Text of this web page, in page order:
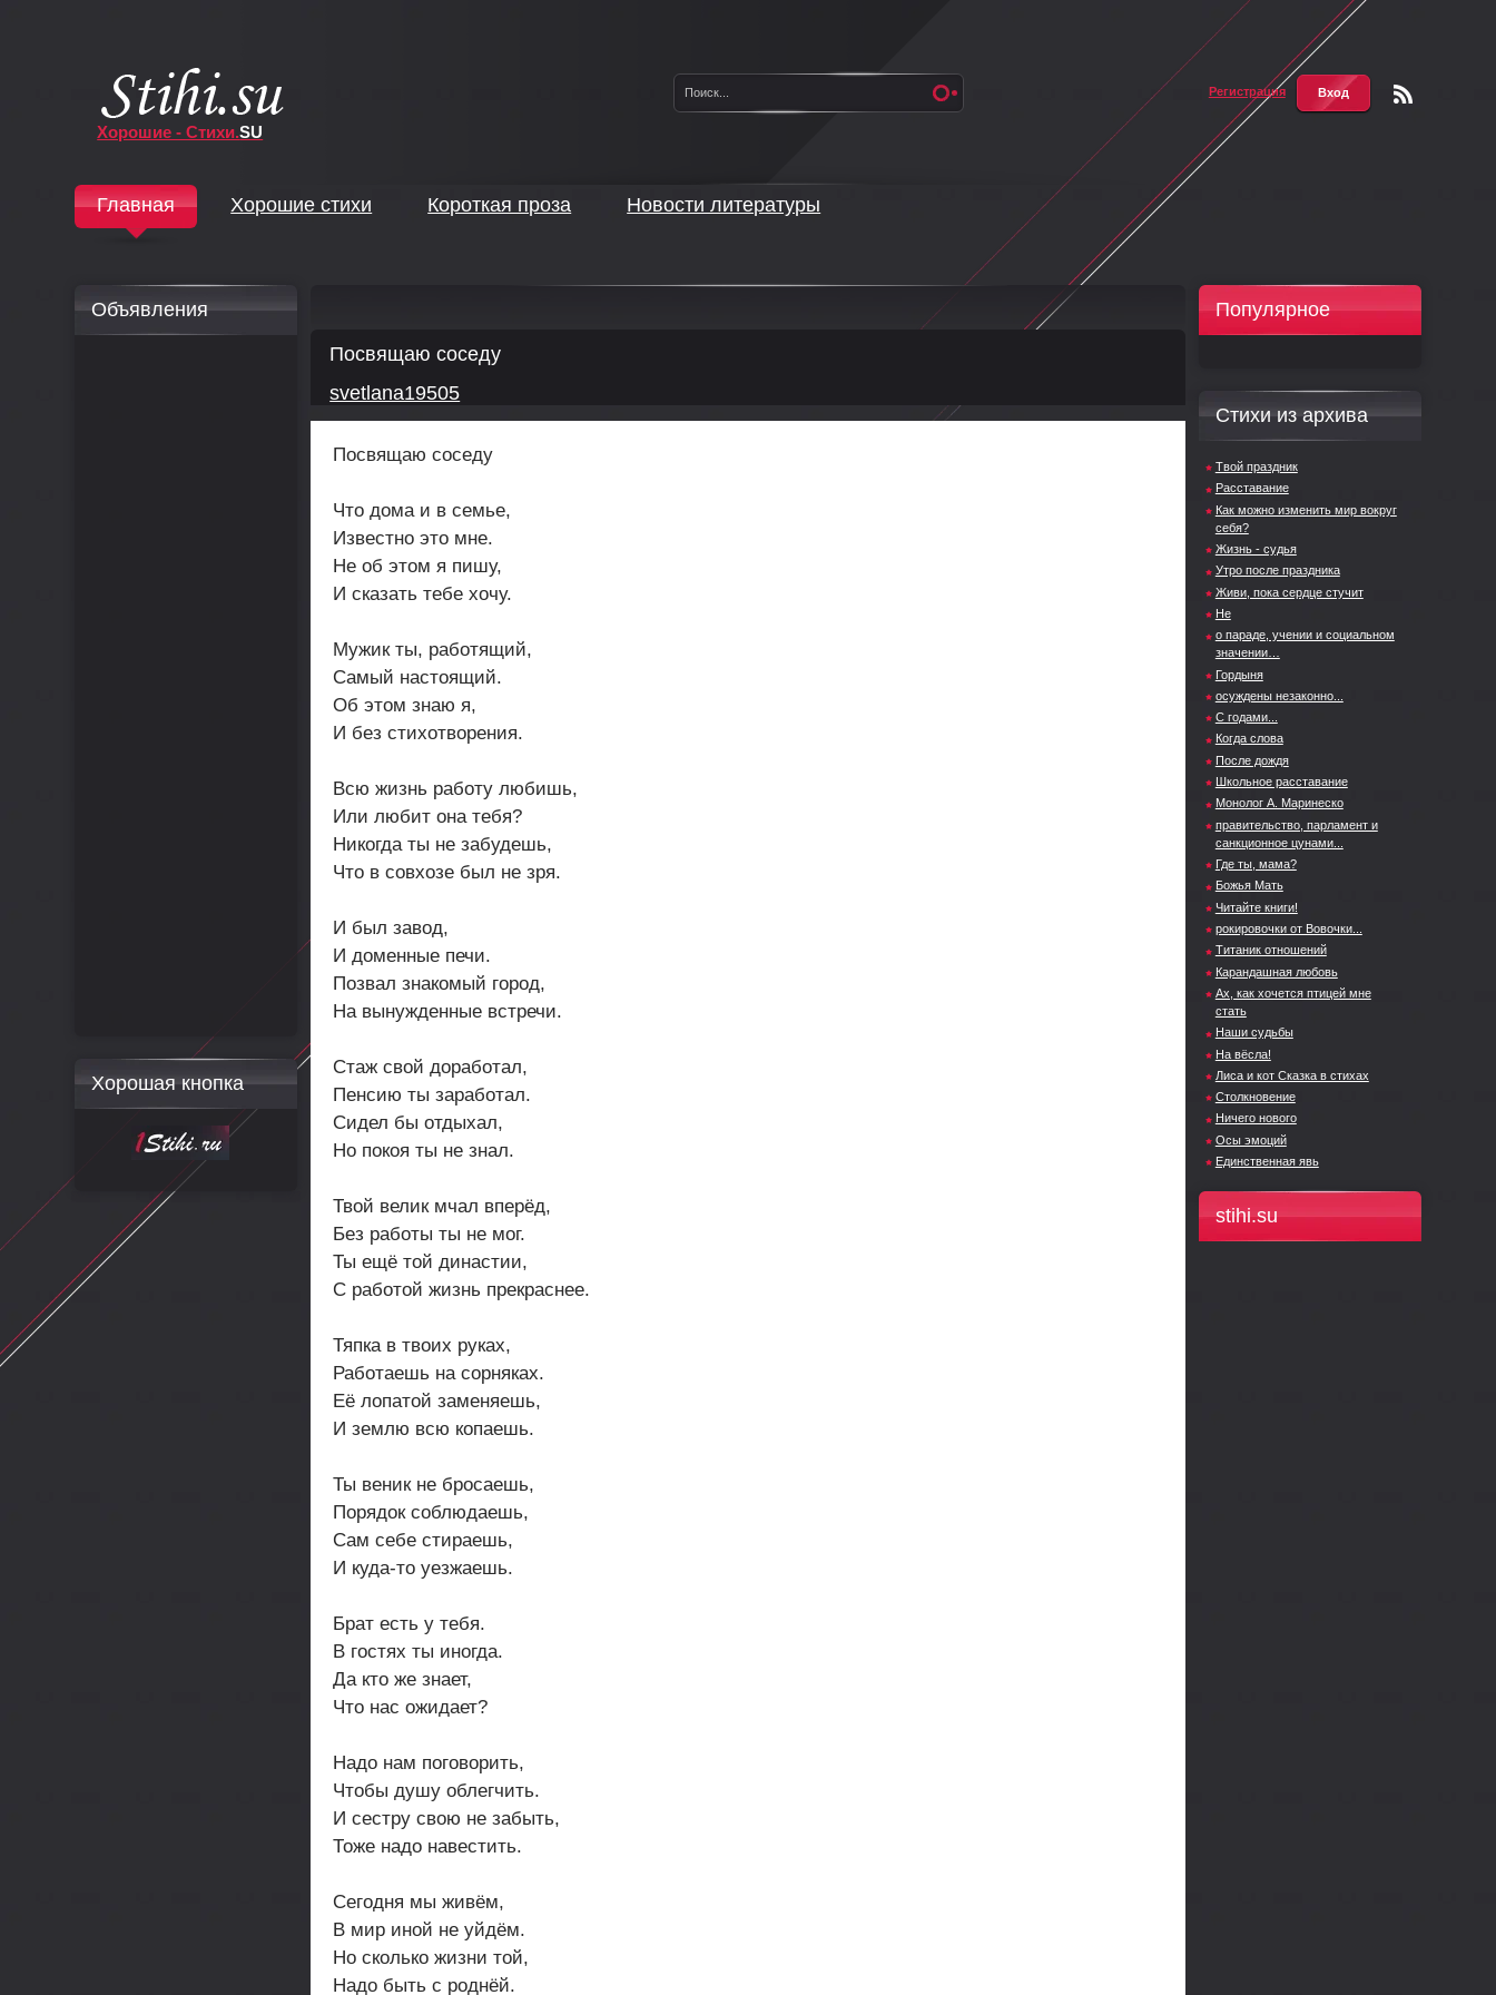
Хорошие - Стихи.SU
Регистрация Вход
Главная Хорошие стихи Короткая проза Новости литературы
Посвящаю соседу
svetlana19505
Посвящаю соседу
Что дома и в семье,
Известно это мне.
Не об этом я пишу,
И сказать тебе хочу.
Мужик ты, работящий,
Самый настоящий.
Об этом знаю я,
И без стихотворения.
Всю жизнь работу любишь,
Или любит она тебя?
Никогда ты не забудешь,
Что в совхозе был не зря.
И был завод,
И доменные печи.
Позвал знакомый город,
На вынужденные встречи.
Стаж свой доработал,
Пенсию ты заработал.
Сидел бы отдыхал,
Но покоя ты не знал.
Твой велик мчал вперёд,
Без работы ты не мог.
Ты ещё той династии,
С работой жизнь прекраснее.
Тяпка в твоих руках,
Работаешь на сорняках.
Её лопатой заменяешь,
И землю всю копаешь.
Ты веник не бросаешь,
Порядок соблюдаешь,
Сам себе стираешь,
И куда-то уезжаешь.
Брат есть у тебя.
В гостях ты иногда.
Да кто же знает,
Что нас ожидает?
Надо нам поговорить,
Чтобы душу облегчить.
И сестру свою не забыть,
Тоже надо навестить.
Сегодня мы живём,
В мир иной не уйдём.
Но сколько жизни той,
Надо быть с роднёй.
Популярное
Стихи из архива
Твой праздник
Расставание
Как можно изменить мир вокруг
себя?
Жизнь - судья
Утро после праздника
Живи, пока сердце стучит
Не
о параде, учении и социальном
значении…
Гордыня
осуждены незаконно...
С годами...
Когда слова
После дождя
Школьное расставание
Монолог А. Маринеско
правительство, парламент и
санкционное цунами...
Где ты, мама?
Божья Мать
Читайте книги!
рокировочки от Вовочки...
Титаник отношений
Карандашная любовь
Ах, как хочется птицей мне
стать
Наши судьбы
На вёсла!
Лиса и кот Сказка в стихах
Столкновение
Ничего нового
Осы эмоций
Единственная явь
stihi.su
Объявления
Хорошая кнопка